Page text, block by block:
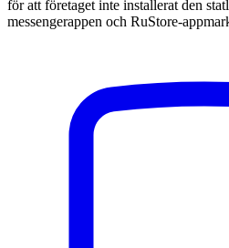
för att företaget inte installerat den
messengerappen och RuStore-